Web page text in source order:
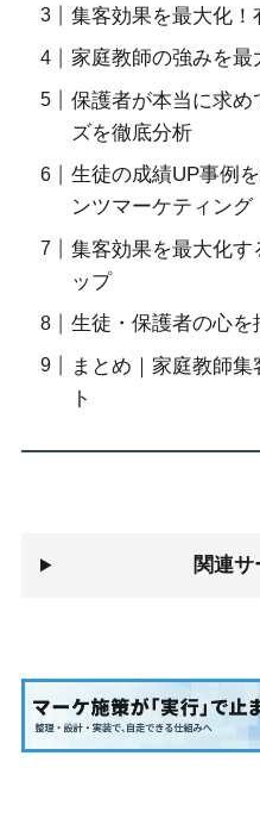
集客効果を最大化
家庭教師の強みを
保護者が本当に求
ズを徹底分析
生徒の成績UP事例
ンツマーケティング
集客効果を最大化
ップ
生徒・保護者の心
まとめ｜家庭教師
ト
関連サ